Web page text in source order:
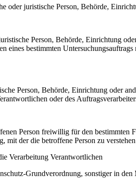
oder juristische Person, Behörde,
Person, Behörde, Einrichtung
eines bestimmten
Person, Behörde, Einrichtung oder
oder des
Person freiwillig für den bestimmten
mit der die betroffene Person zu
Verarbeitung Verantwortlichen
Grundverordnung, sonstiger in